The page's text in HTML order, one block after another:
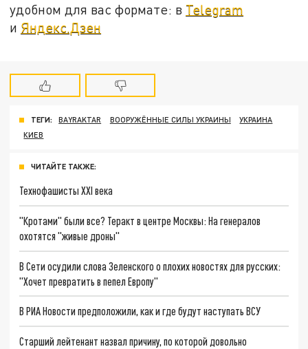
удобном для вас формате: в Telegram
и Яндекс.Дзен
ТЕГИ: BAYRAKTAR ВООРУЖЁННЫЕ СИЛЫ УКРАИНЫ
УКРАИНА
КИЕВ
ЧИТАЙТЕ ТАКЖЕ:
Технофашисты XXI века
"Кротами" были все? Теракт в центре Москвы: На генералов
охотятся "живые дроны"
В Сети осудили слова Зеленского о плохих новостях для русских:
"Хочет превратить в пепел Европу"
В РИА Новости предположили, как и где будут наступать ВСУ
Старший лейтенант назвал причину, по которой довольно